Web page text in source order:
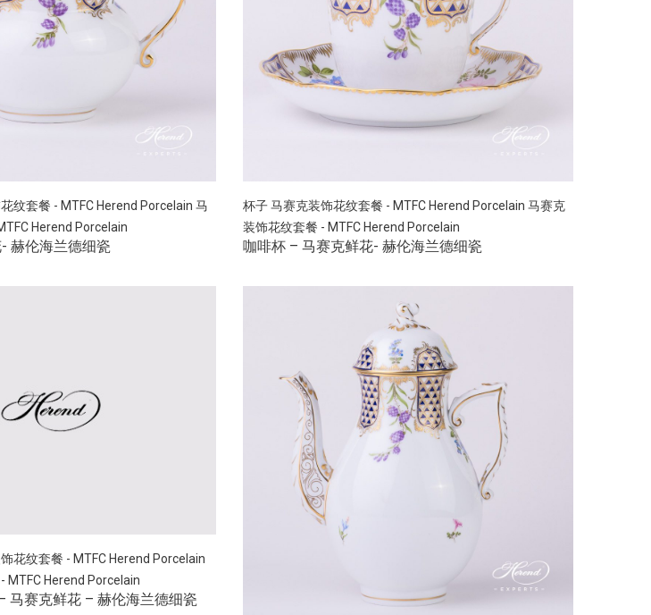
纹套餐 - MTFC Herend Porcelain 马
Herend Porcelain
赫伦海兰德细瓷
杯子马赛克装饰花纹套餐 - MTFC Herend Porcelain 马赛克
装饰花纹套餐 - MTFC Herend Porcelain
咖啡杯 – 马赛克鲜花- 赫伦海兰德细瓷
花纹套餐 - MTFC Herend Porcelain
MTFC Herend Porcelain
马赛克鲜花 – 赫伦海兰德细瓷